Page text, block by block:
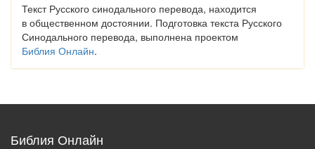
Текст Русского синодального перевода, находится
в общественном достоянии. Подготовка текста Русского
Синодального перевода, выполнена проектом
Библия Онлайн.
Библия Онлайн